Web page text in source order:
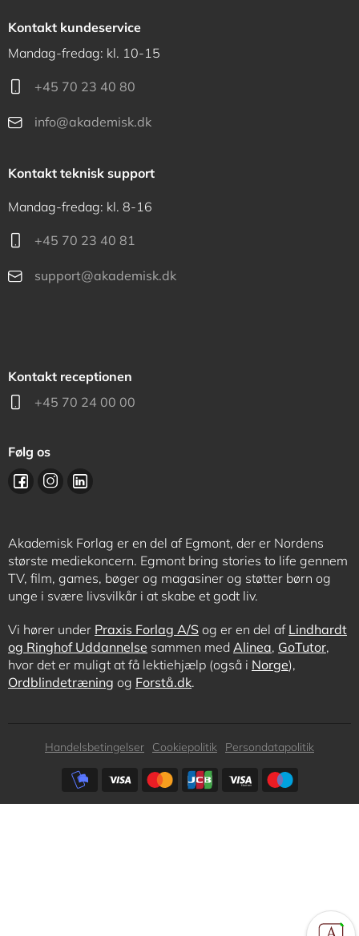
Kontakt kundeservice
Mandag-fredag: kl. 10-15
+45 70 23 40 80
info@akademisk.dk
Kontakt teknisk support
Mandag-fredag: kl. 8-16
+45 70 23 40 81
support@akademisk.dk
Kontakt receptionen
+45 70 24 00 00
Følg os
Akademisk Forlag er en del af Egmont, der er Nordens
største mediekoncern. Egmont bring stories to life gennem
TV, film, games, bøger og magasiner og støtter børn og
unge i svære livsvilkår i at skabe et godt liv.
Vi hører under Praxis Forlag A/S og er en del af Lindhardt
og Ringhof Uddannelse sammen med Alinea, GoTutor,
hvor det er muligt at få lektiehjælp (også i Norge),
Ordblindetræning og Forstå.dk.
Subfooter
Handelsbetingelser Cookiepolitik
Persondatapolitik
Subfooter
payment
options